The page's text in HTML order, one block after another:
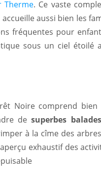
Therme. Ce vaste
aussi bien les
fréquentes pour
sous un ciel étoilé
Noire comprend
desuperbes balades
à la cîme des
exhaustif des